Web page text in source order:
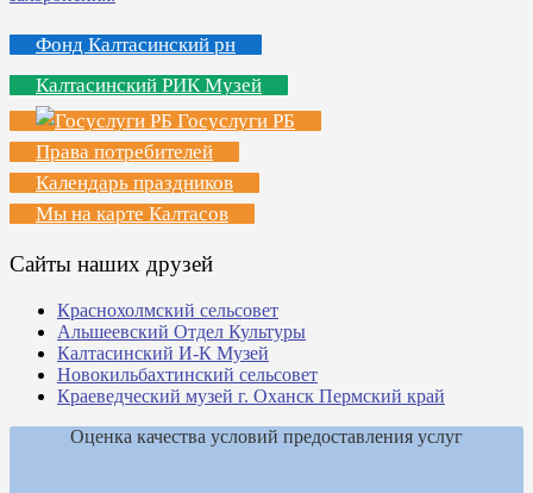
Фонд Калтасинский рн
Калтасинский РИК Музей
Госуслуги РБ
Права потребителей
Календарь праздников
Мы на карте Калтасов
Сайты наших друзей
Краснохолмский сельсовет
Альшеевский Отдел Культуры
Калтасинский И-К Музей
Новокильбахтинский сельсовет
Краеведческий музей г. Оханск Пермский край
Оценка качества условий предоставления услуг